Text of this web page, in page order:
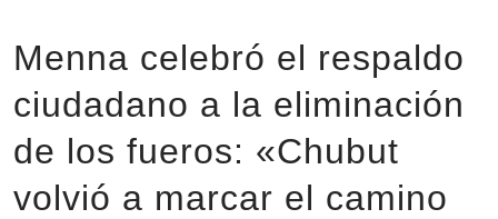
Menna celebró el respaldo
ciudadano a la eliminación
de los fueros: «Chubut
volvió a marcar el camino